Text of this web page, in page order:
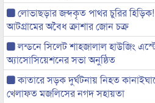
লোভাছড়ার জব্দকৃত পাথর চুরির
আটগ্রামের অবৈধ ক্রাশার জোন চক্র
লন্ডনে সিলেট শাহজালাল হাউজিং
অ্যাসোসিয়েশনের সভা অনুষ্ঠিত
কাতারে সড়ক দুর্ঘটনায় নিহত
খেলাফত মজলিসের নগদ সহায়তা